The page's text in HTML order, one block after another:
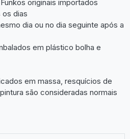
originais importados
dias
dia ou no dia seguinte após a
em plástico bolha e
em massa, resquícios de
são consideradas normais